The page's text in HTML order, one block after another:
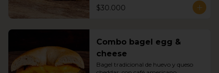
$30.000
Combo bagel egg &
cheese
Bagel tradicional de huevo y queso